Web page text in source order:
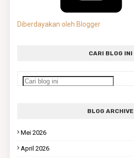
Diberdayakan oleh Blogger
CARI BLOG INI
BLOG ARCHIVE
Mei 2026
April 2026